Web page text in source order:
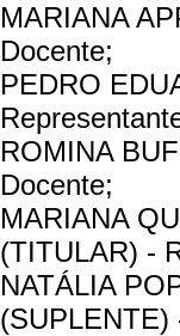
MARIANA
Docente;
PEDRO
ROMINA
Docente;
MARIANA
(TITULAR) -
NATÁLIA
(SUPLENTE)